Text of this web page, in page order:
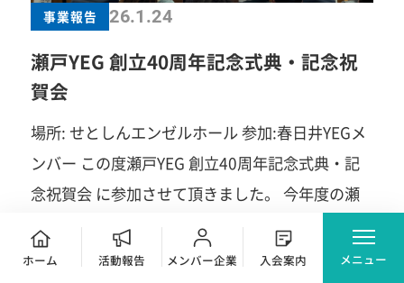
ホーム 活動報告 メンバー企業 入会案内 メニュー
せてましたから(笑)。元々偉人が好きだというこ
ど。「しくじり」とは言えないかもしれません
が、YEGメンバーに照らし合わせながらの愉快な
時間となりました。 祝賀会のオープニングはダン
スショー。地元の高校生が披露してくれました。
すごいクオリティで今度アメリカのNBAでも披露
するらしいですよ。 催し物もたくさんありこのじ
ゃんけん大会。ちゃんと景品を聞いていませんで
事業報告 26.1.24
瀬戸YEG 創立40周年記念式典・記念祝
賀会
場所: せとしんエンゼルホール 参加:春日井YEGメ
ンバー この度瀬戸YEG 創立40周年記念式典・記
念祝賀会 に参加させて頂きました。 今年度の瀬
戸YEGさんのスローガン 【できっこないを
やってみよう】 商いの力で瀬戸を元気にこ
記事を読む